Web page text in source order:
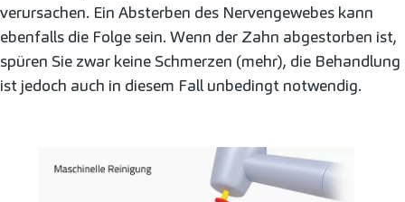
verursachen. Ein Absterben des Nervengewebes kann
ebenfalls die Folge sein. Wenn der Zahn abgestorben ist,
spüren Sie zwar keine Schmerzen (mehr), die Behandlung
ist jedoch auch in diesem Fall unbedingt notwendig.